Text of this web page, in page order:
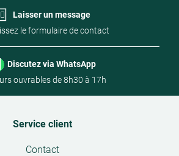
Laisser un message
le formulaire de contact
Discutez via WhatsApp
ouvrables de 8h30 à 17h
Service client
Contact